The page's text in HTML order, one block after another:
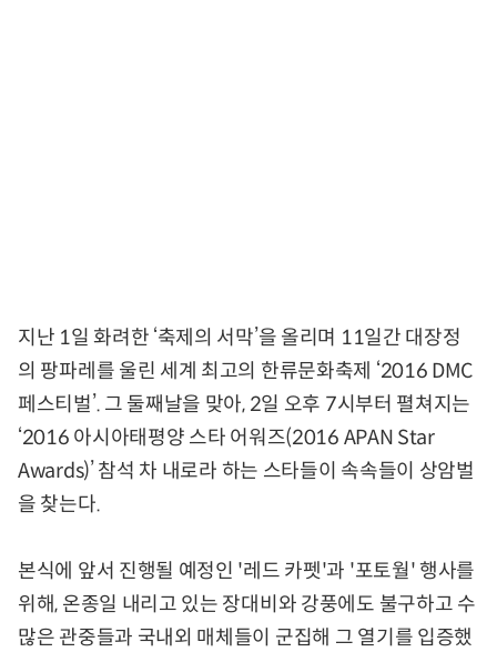
지난 1일 화려한 ‘축제의 서막’을 올리며 11일간 대장정
의 팡파레를 울린 세계 최고의 한류문화축제 ‘2016 DMC
페스티벌’. 그 둘째날을 맞아, 2일 오후 7시부터 펼쳐지는
‘2016 아시아태평양 스타 어워즈(2016 APAN Star
Awards)’ 참석 차 내로라 하는 스타들이 속속들이 상암벌
을 찾는다.
본식에 앞서 진행될 예정인 '레드 카펫'과 '포토월' 행사를
위해, 온종일 내리고 있는 장대비와 강풍에도 불구하고 수
많은 관중들과 국내외 매체들이 군집해 그 열기를 입증했